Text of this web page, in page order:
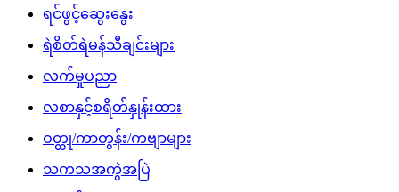
ရင်ဖွင့်ဆွေးနွေး
ရဲစိတ်ရဲမန်သီချင်းများ
လက်မှုပညာ
လစာနှင့်စရိတ်နှုန်းထား
ဝတ္ထု/ကာတွန်း/ကဗျာများ
သကသအကွဲအပြဲ